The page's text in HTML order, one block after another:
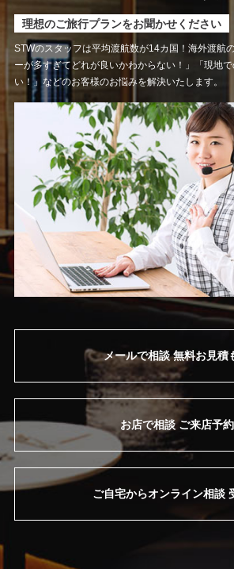
理想のご旅行プランをお聞かせください
STWのスタッフは平均渡航数が14カ国！ 海外渡航
ーが多すぎてどれが良いかわからない！」
「現地
い！」などのお客様のお悩みを解決いたします。
メールで相談 無料お見積
お店で相談 ご来店予約
ご自宅からオンライン相談